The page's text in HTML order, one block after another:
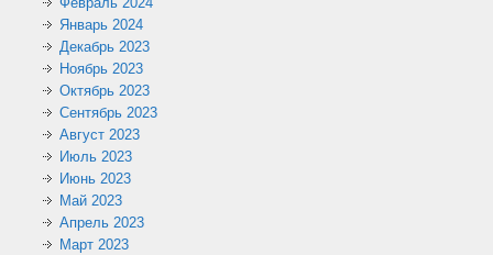
Январь 2024
Декабрь 2023
Ноябрь 2023
Октябрь 2023
Сентябрь 2023
Август 2023
Июль 2023
Июнь 2023
Май 2023
Апрель 2023
Март 2023